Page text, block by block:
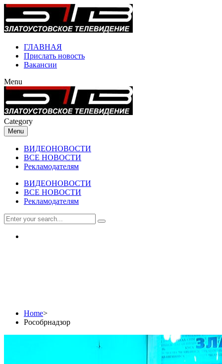
ГЛАВНАЯ
Прислать новость
Вакансии
Menu
Category
Menu
ВИДЕОНОВОСТИ
ВСЕ НОВОСТИ
Рекламодателям
ВИДЕОНОВОСТИ
ВСЕ НОВОСТИ
Рекламодателям
Home>
Рособрнадзор